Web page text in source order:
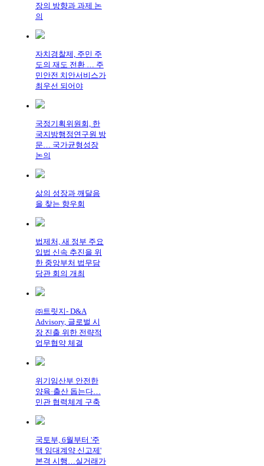
장의 방향과 과제 논
의
자치경찰제, 주민 주
도의 재도 전환 … 주
민안전 치안서비스가
최우선 되어야
국정기획위원회, 한
국지방행정연구원 방
문… 국가균형성장
논의
삶의 성장과 깨달음
을 찾는 향우회
법제처, 새 정부 주요
입법 신속 추진을 위
한 중앙부처 법무담
당관 회의 개최
㈜트릿지- D&A
Advisory, 글로벌 시
장 진출 위한 전략적
업무협약 체결
위기임산부 안전한
양육·출산 돕는다…
민관 협력체계 구축
국토부, 6월부터 '주
택 임대계약 신고제'
본격 시행…실거래가